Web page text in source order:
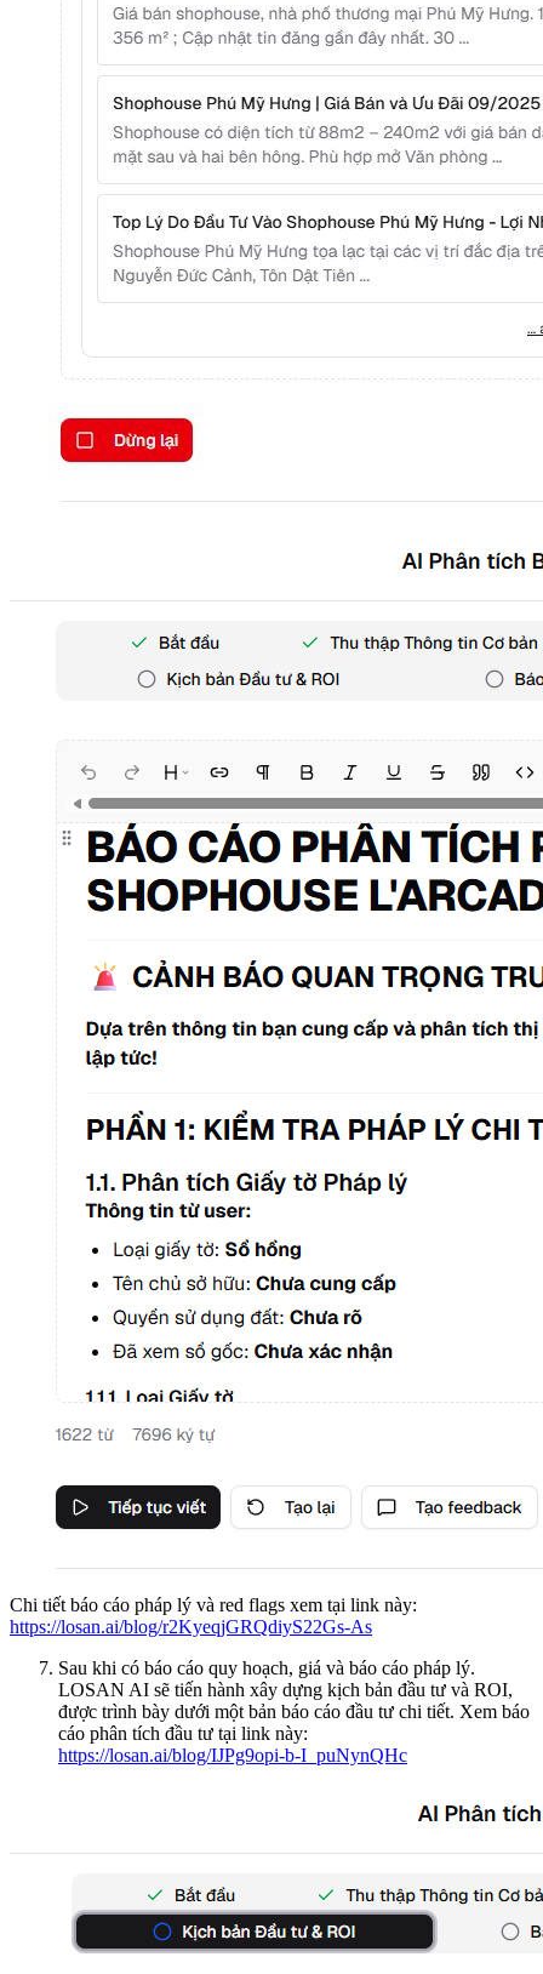
Chi tiết báo cáo pháp lý và red flags xem tại link này:
https://losan.ai/blog/r2KyeqjGRQdiyS22Gs-As
Sau khi có báo cáo quy hoạch, giá và báo cáo pháp lý.
LOSAN AI sẽ tiến hành xây dựng kịch bản đầu tư và ROI,
được trình bày dưới một bản báo cáo đầu tư chi tiết. Xem báo
cáo phân tích đầu tư tại link này:
https://losan.ai/blog/IJPg9opi-b-I_puNynQHc